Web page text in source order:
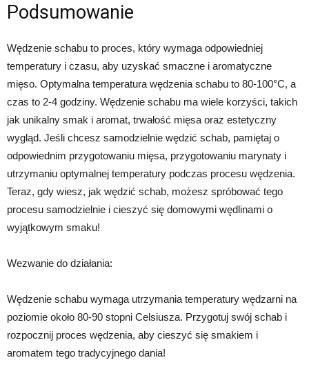
Podsumowanie
Wędzenie schabu to proces, który wymaga odpowiedniej
temperatury i czasu, aby uzyskać smaczne i aromatyczne
mięso. Optymalna temperatura wędzenia schabu to 80-100°C, a
czas to 2-4 godziny. Wędzenie schabu ma wiele korzyści, takich
jak unikalny smak i aromat, trwałość mięsa oraz estetyczny
wygląd. Jeśli chcesz samodzielnie wędzić schab, pamiętaj o
odpowiednim przygotowaniu mięsa, przygotowaniu marynaty i
utrzymaniu optymalnej temperatury podczas procesu wędzenia.
Teraz, gdy wiesz, jak wędzić schab, możesz spróbować tego
procesu samodzielnie i cieszyć się domowymi wędlinami o
wyjątkowym smaku!
Wezwanie do działania:
Wędzenie schabu wymaga utrzymania temperatury wędzarni na
poziomie około 80-90 stopni Celsiusza. Przygotuj swój schab i
rozpocznij proces wędzenia, aby cieszyć się smakiem i
aromatem tego tradycyjnego dania!